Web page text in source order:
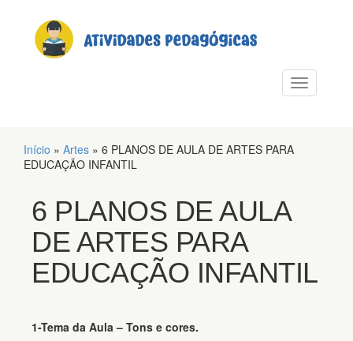
Alternar
Início » Artes » 6 PLANOS DE AULA DE ARTES PARA
EDUCAÇÃO INFANTIL
6 PLANOS DE AULA
DE ARTES PARA
EDUCAÇÃO INFANTIL
1-Tema da Aula – Tons e cores.